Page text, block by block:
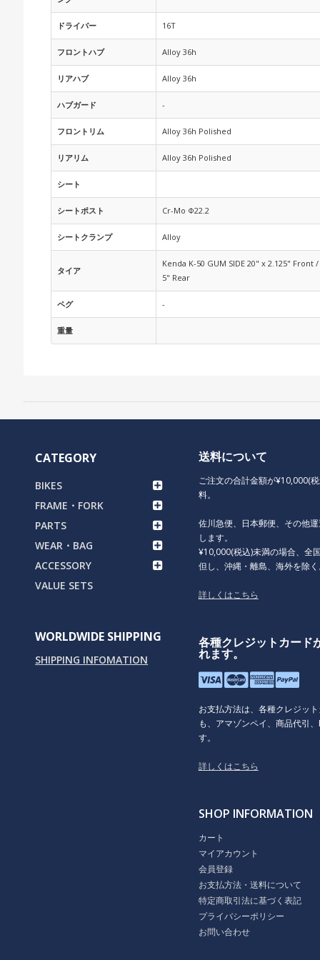
ドライバー 16T
フロントハブ Alloy 36h
リアハブ Alloy 36h
ハブガード -
フロントリム Alloy 36h Polished
リアリム Alloy 36h Polished
シート
シートポスト Cr-Mo Φ22.2
シートクランプ Alloy
タイア
Kenda K-50 GUM SIDE 20" x 2.125" Front /
5" Rear
ペグ -
重量
CATEGORY
BIKES
FRAME・FORK
PARTS
WEAR・BAG
ACCESSORY
VALUE SETS
WORLDWIDE SHIPPING
SHIPPING INFOMATION
送料について
ご注文の合計金額が¥10,000(
料。
佐川急便、日本郵便、その他
します。
¥10,000(税込)未満の場合、全
但し、沖縄・離島、海外を除
詳しくはこちら
各種クレジットカード
れます。
お支払方法は、各種クレジッ
も、アマゾンペイ、商品代引
す。
詳しくはこちら
SHOP INFORMATION
カート
マイアカウント
会員登録
お支払方法・送料について
特定商取引法に基づく表記
プライバシーポリシー
お問い合わせ